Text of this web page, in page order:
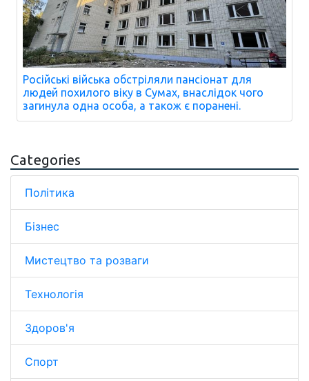
Російські війська обстріляли пансіонат для
людей похилого віку в Сумах, внаслідок чого
загинула одна особа, а також є поранені.
Categories
Політика
Бізнес
Мистецтво та розваги
Технологія
Здоров'я
Спорт